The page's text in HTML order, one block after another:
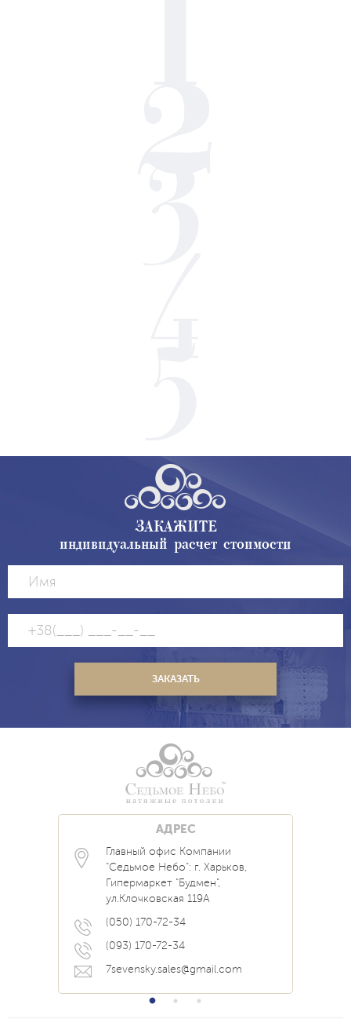
ЗАКАЖИТЕ
индивидуальный расчет стоимости
АДРЕС
Главный офис Компании
"Седьмое Небо": г. Харьков,
Гипермаркет "Будмен",
ул.Клочковская 119А
(050) 170-72-34
(093) 170-72-34
7sevensky.sales@gmail.com
Каталог
Услуги
Блог
Новости
Акции
Контакты